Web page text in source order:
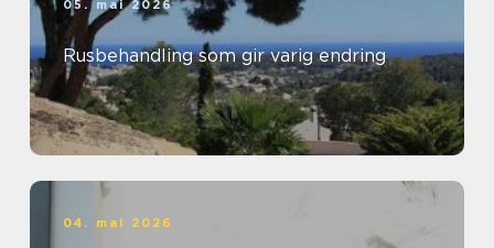
05. mai 2026
Rusbehandling som gir varig endring
04. mai 2026